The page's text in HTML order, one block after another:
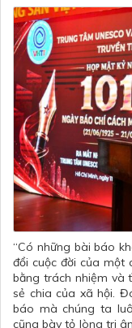
“Có những bài báo
đổi cuộc đời của một
bằng trách nhiệm và
sẻ chia của xã hội.
báo mà chúng ta
cũng bày tỏ lòng tri